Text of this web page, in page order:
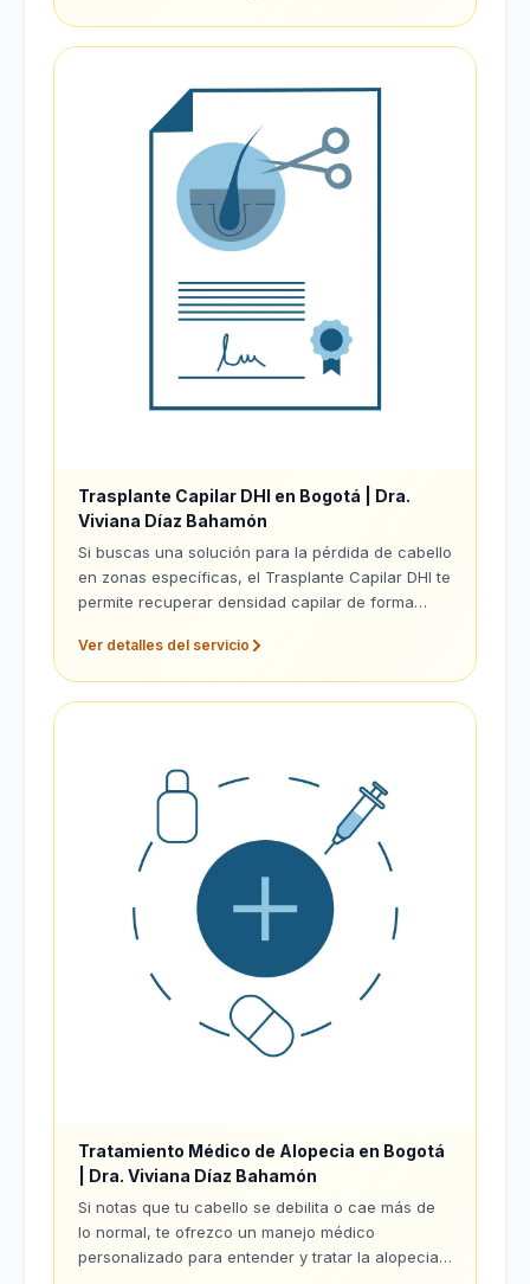
Trasplante Capilar DHI en Bogotá | Dra.
Viviana Díaz Bahamón
Si buscas una solución para la pérdida de cabello
en zonas específicas, el Trasplante Capilar DHI te
permite recuperar densidad capilar de forma
Ver detalles del servicio
Tratamiento Médico de Alopecia en Bogotá
| Dra. Viviana Díaz Bahamón
Si notas que tu cabello se debilita o cae más de
lo normal, te ofrezco un manejo médico
personalizado para entender y tratar la alopecia